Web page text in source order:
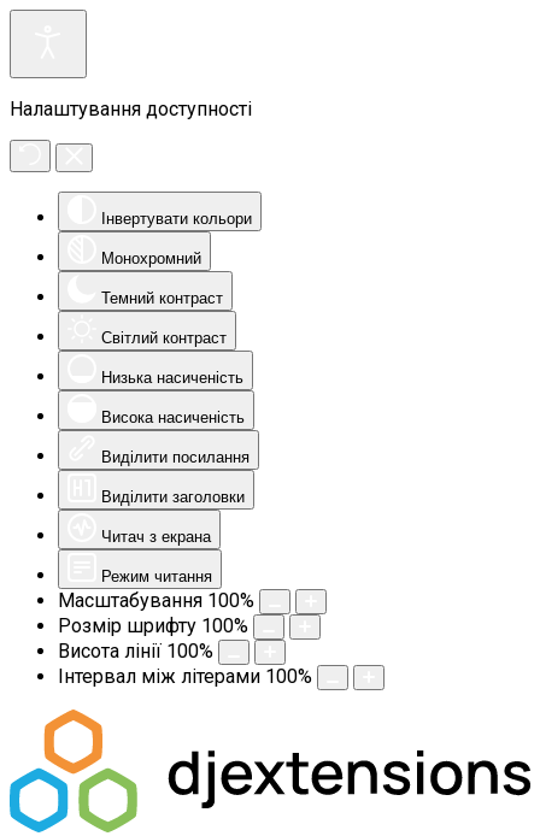
Налаштування доступності
Інвертувати кольори
Монохромний
Темний контраст
Світлий контраст
Низька насиченість
Висока насиченість
Виділити посилання
Виділити заголовки
Читач з екрана
Режим читання
Масштабування 100%
Розмір шрифту 100%
Висота лінії 100%
Інтервал між літерами 100%